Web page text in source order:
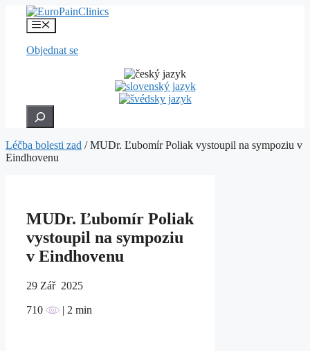
Přeskočit
obsah
Menu
Objednat se
Hledat
Léčba bolesti zad /MUDr. Ľubomír Poliak vystoupil na sympoziu v
Eindhovenu
MUDr. Ľubomír Poliak
vystoupil na sympoziu
v Eindhovenu
29 Zář 2025
710 | 2 min